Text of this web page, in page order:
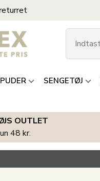
SENGETØJ
OUTLET
48 kr.